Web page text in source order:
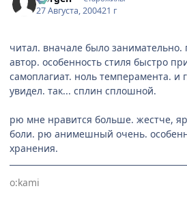
27 Августа, 200421 г
читал. вначале было
автор. особенность стиля быстро
самоплагиат. ноль темперамента. и
увидел. так... сплин сплошной.
рю мне нравится больше. жестче,
боли. рю анимешный очень.
хранения.
o:kami